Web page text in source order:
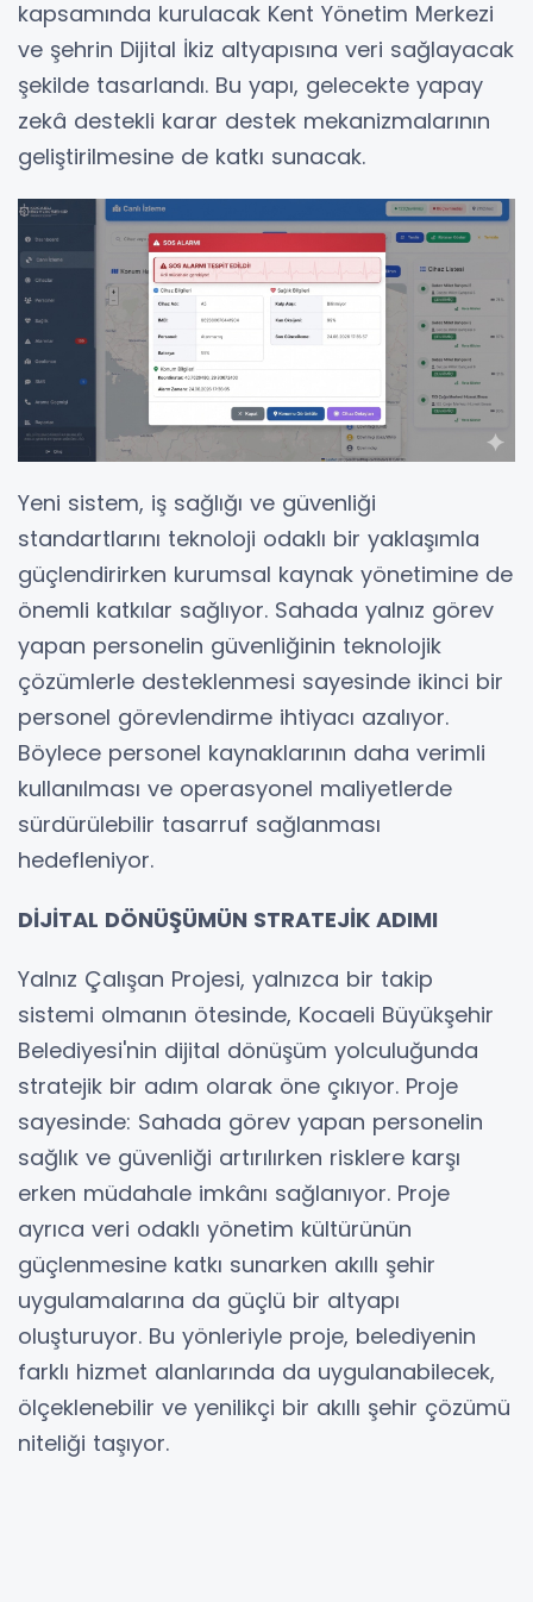
kapsamında kurulacak Kent Yönetim Merkezi
ve şehrin Dijital İkiz altyapısına veri sağlayacak
şekilde tasarlandı. Bu yapı, gelecekte yapay
zekâ destekli karar destek mekanizmalarının
geliştirilmesine de katkı sunacak.
Yeni sistem, iş sağlığı ve güvenliği
standartlarını teknoloji odaklı bir yaklaşımla
güçlendirirken kurumsal kaynak yönetimine de
önemli katkılar sağlıyor. Sahada yalnız görev
yapan personelin güvenliğinin teknolojik
çözümlerle desteklenmesi sayesinde ikinci bir
personel görevlendirme ihtiyacı azalıyor.
Böylece personel kaynaklarının daha verimli
kullanılması ve operasyonel maliyetlerde
sürdürülebilir tasarruf sağlanması
hedefleniyor.
DİJİTAL DÖNÜŞÜMÜN STRATEJİK ADIMI
Yalnız Çalışan Projesi, yalnızca bir takip
sistemi olmanın ötesinde, Kocaeli Büyükşehir
Belediyesi'nin dijital dönüşüm yolculuğunda
stratejik bir adım olarak öne çıkıyor. Proje
sayesinde: Sahada görev yapan personelin
sağlık ve güvenliği artırılırken risklere karşı
erken müdahale imkânı sağlanıyor. Proje
ayrıca veri odaklı yönetim kültürünün
güçlenmesine katkı sunarken akıllı şehir
uygulamalarına da güçlü bir altyapı
oluşturuyor. Bu yönleriyle proje, belediyenin
farklı hizmet alanlarında da uygulanabilecek,
ölçeklenebilir ve yenilikçi bir akıllı şehir çözümü
niteliği taşıyor.